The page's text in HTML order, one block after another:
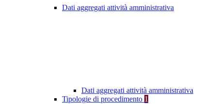
Dati aggregati attività amministrativa
Dati aggregati attività amministrativa
Tipologie di procedimento 1